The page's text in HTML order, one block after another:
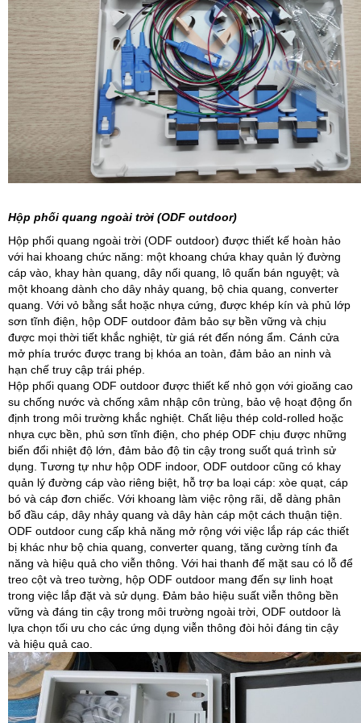
Hộp phối quang ngoài trời (ODF outdoor)
Hộp phối quang ngoài trời (ODF outdoor) được thiết kế hoàn hảo
với hai khoang chức năng: một khoang chứa khay quản lý đường
cáp vào, khay hàn quang, dây nối quang, lô quấn bán nguyệt; và
một khoang dành cho dây nhảy quang, bộ chia quang, converter
quang. Với vỏ bằng sắt hoặc nhựa cứng, được khép kín và phủ lớp
sơn tĩnh điện, hộp ODF outdoor đảm bảo sự bền vững và chịu
được mọi thời tiết khắc nghiệt, từ giá rét đến nóng ẩm. Cánh cửa
mở phía trước được trang bị khóa an toàn, đảm bảo an ninh và
hạn chế truy cập trái phép.
Hộp phối quang ODF outdoor được thiết kế nhỏ gọn với gioăng cao
su chống nước và chống xâm nhập côn trùng, bảo vệ hoạt động ổn
định trong môi trường khắc nghiệt. Chất liệu thép cold-rolled hoặc
nhựa cực bền, phủ sơn tĩnh điện, cho phép ODF chịu được những
biến đổi nhiệt độ lớn, đảm bảo độ tin cậy trong suốt quá trình sử
dụng. Tương tự như hộp ODF indoor, ODF outdoor cũng có khay
quản lý đường cáp vào riêng biệt, hỗ trợ ba loại cáp: xòe quạt, cáp
bó và cáp đơn chiếc. Với khoang làm việc rộng rãi, dễ dàng phân
bổ đầu cáp, dây nhảy quang và dây hàn cáp một cách thuận tiện.
ODF outdoor cung cấp khả năng mở rộng với việc lắp ráp các thiết
bị khác như bộ chia quang, converter quang, tăng cường tính đa
năng và hiệu quả cho viễn thông. Với hai thanh đế mặt sau có lỗ để
treo cột và treo tường, hộp ODF outdoor mang đến sự linh hoạt
trong việc lắp đặt và sử dụng. Đảm bảo hiệu suất viễn thông bền
vững và đáng tin cậy trong môi trường ngoài trời, ODF outdoor là
lựa chọn tối ưu cho các ứng dụng viễn thông đòi hỏi đáng tin cậy
và hiệu quả cao.